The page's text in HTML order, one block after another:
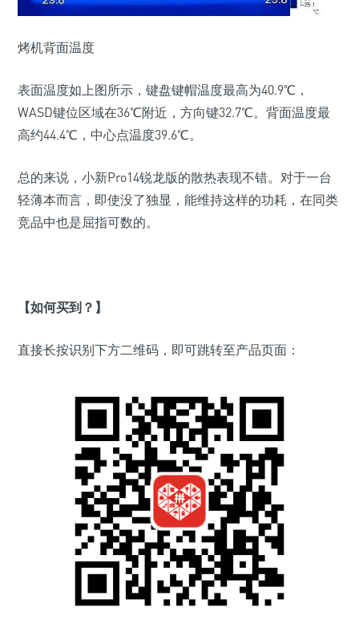
烤机背面温度
表面温度如上图所示，键盘键帽温度最高为40.9℃，
WASD键位区域在36℃附近，方向键32.7℃。背面温度最
高约44.4℃，中心点温度39.6℃。
总的来说，小新Pro14锐龙版的散热表现不错。对于一台
轻薄本而言，即使没了独显，能维持这样的功耗，在同类
竞品中也是屈指可数的。
【如何买到？】
直接长按识别下方二维码，即可跳转至产品页面：